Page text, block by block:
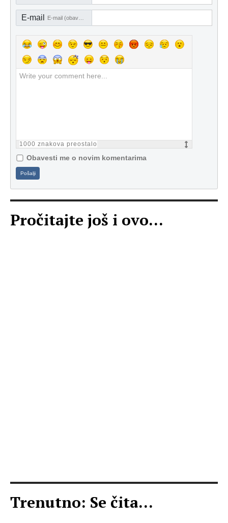
E-mail
1000 znakova preostalo
Obavesti me o novim komentarima
Pošalji
Pročitajte još i ovo...
Trenutno: Se čita...